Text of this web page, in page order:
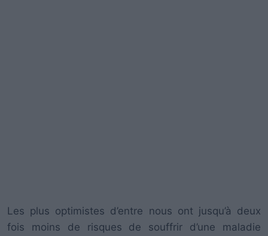
Les plus optimistes d’entre nous ont jusqu’à deux
fois moins de risques de souffrir d’une maladie